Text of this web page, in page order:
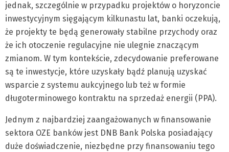
jednak, szczególnie w przypadku projektów o horyzoncie
inwestycyjnym sięgającym kilkunastu lat, banki oczekują,
że projekty te będą generowały stabilne przychody oraz
że ich otoczenie regulacyjne nie ulegnie znaczącym
zmianom. W tym kontekście, zdecydowanie preferowane
są te inwestycje, które uzyskały bądź planują uzyskać
wsparcie z systemu aukcyjnego lub też w formie
długoterminowego kontraktu na sprzedaż energii (PPA).
Jednym z najbardziej zaangażowanych w finansowanie
sektora OZE banków jest DNB Bank Polska posiadający
duże doświadczenie, niezbędne przy finansowaniu tego